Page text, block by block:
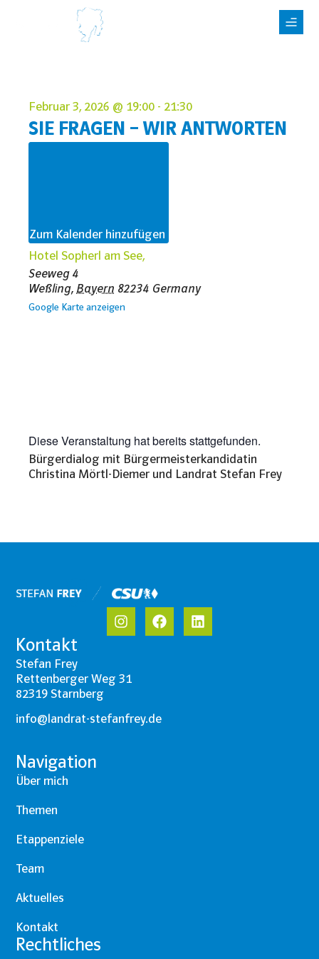
Februar 3, 2026 @ 19:00 - 21:30
SIE FRAGEN – WIR ANTWORTEN
Zum Kalender hinzufügen
Hotel Sopherl am See,
Seeweg 4
Weßling, Bayern 82234 Germany
Google Karte anzeigen
Diese Veranstaltung hat bereits stattgefunden.
Bürgerdialog mit Bürgermeisterkandidatin
Christina Mörtl-Diemer und Landrat Stefan Frey
Kontakt
Stefan Frey
Rettenberger Weg 31
82319 Starnberg
info@landrat-stefanfrey.de
Navigation
Über mich
Themen
Etappenziele
Team
Aktuelles
Kontakt
Rechtliches